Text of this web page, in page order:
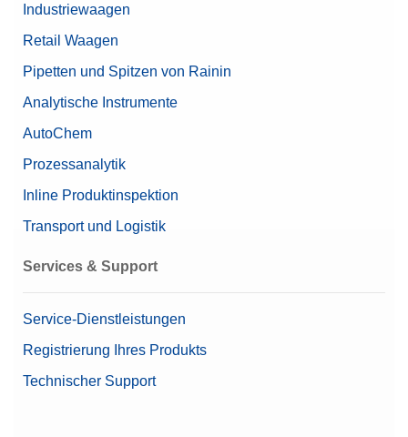
Industriewaagen
Retail Waagen
Pipetten und Spitzen von Rainin
Analytische Instrumente
AutoChem
Prozessanalytik
Inline Produktinspektion
Transport und Logistik
Services & Support
Service-Dienstleistungen
Registrierung Ihres Produkts
Technischer Support